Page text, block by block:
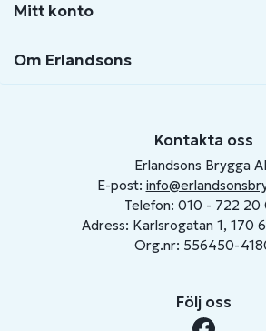
Mitt konto
Om Erlandsons
Kontakta oss
Erlandsons Brygga
E-post:
Telefon: 010 - 722 20
Adress: Karlsrogatan 1, 170
Org.nr: 556450-
Följ oss